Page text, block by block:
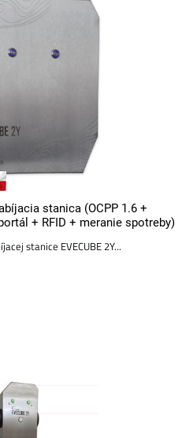
stanica (OCPP 1.6 +
+ ​​RFID + meranie spotreby)
stanice EVECUBE 2Y...